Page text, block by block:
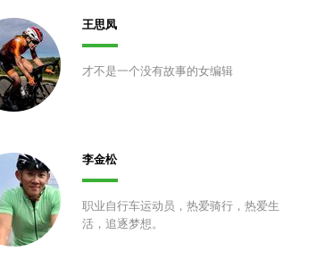
王思凤
才不是一个没有故事的女编辑
李金松
职业自行车运动员，热爱骑行，热爱生
活，追逐梦想。